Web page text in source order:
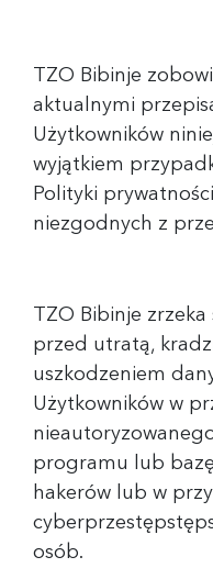
TZO Bibinje
aktualnymi
Użytkowników
wyjątkiem
Polityki
niezgodnych z
TZO Bibinje
przed utratą,
uszkodzeniem
Użytkowników w
programu lub
hakerów lub w
osób.